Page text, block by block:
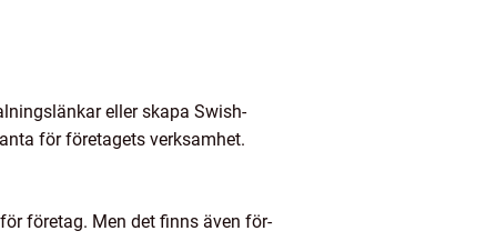
eller skapa Swish-
för företagets verksamhet.
företag. Men det finns även för-